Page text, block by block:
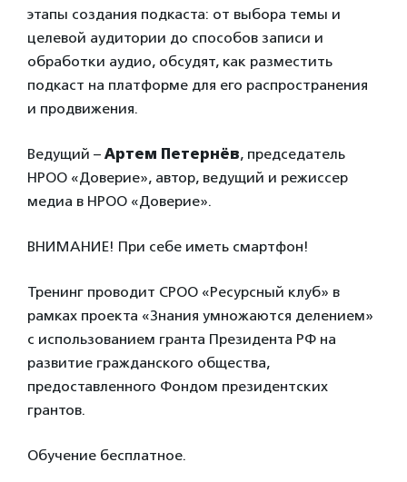
этапы создания подкаста: от выбора темы и
целевой аудитории до способов записи и
обработки аудио, обсудят, как разместить
подкаст на платформе для его распространения
и продвижения.
Ведущий – Артем Петернёв, председатель
НРОО «Доверие», автор, ведущий и режиссер
медиа в НРОО «Доверие».
ВНИМАНИЕ! При себе иметь смартфон!
Тренинг проводит СРОО «Ресурсный клуб» в
рамках проекта «Знания умножаются делением»
с использованием гранта Президента РФ на
развитие гражданского общества,
предоставленного Фондом президентских
грантов.
Обучение бесплатное.